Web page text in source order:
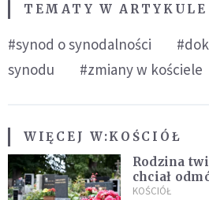
TEMATY W ARTYKULE
#synod o synodalności
synodu
#zmiany w kościele
WIĘCEJ W:KOŚCIÓŁ
Rodzina
chciał
zapowiada
KOŚCIÓŁ